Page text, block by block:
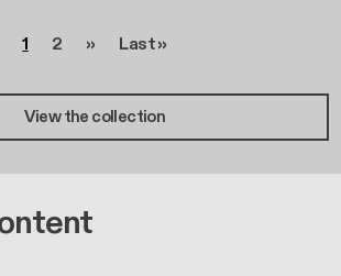
Pagina
1 Pagina
2 Pagina successiva
›› Ultima pagina
Last »
View the collection